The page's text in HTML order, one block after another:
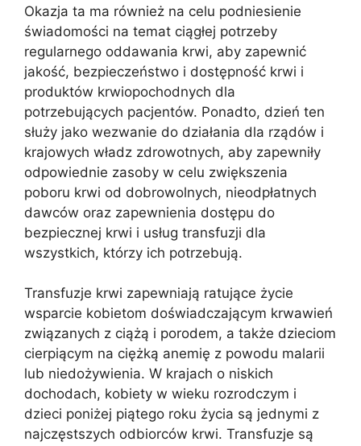
Okazja ta ma również na celu podniesienie
świadomości na temat ciągłej potrzeby
regularnego oddawania krwi, aby zapewnić
jakość, bezpieczeństwo i dostępność krwi i
produktów krwiopochodnych dla
potrzebujących pacjentów. Ponadto, dzień ten
służy jako wezwanie do działania dla rządów i
krajowych władz zdrowotnych, aby zapewniły
odpowiednie zasoby w celu zwiększenia
poboru krwi od dobrowolnych, nieodpłatnych
dawców oraz zapewnienia dostępu do
bezpiecznej krwi i usług transfuzji dla
wszystkich, którzy ich potrzebują.
Transfuzje krwi zapewniają ratujące życie
wsparcie kobietom doświadczającym krwawień
związanych z ciążą i porodem, a także dzieciom
cierpiącym na ciężką anemię z powodu malarii
lub niedożywienia. W krajach o niskich
dochodach, kobiety w wieku rozrodczym i
dzieci poniżej piątego roku życia są jednymi z
najczęstszych odbiorców krwi. Transfuzje są